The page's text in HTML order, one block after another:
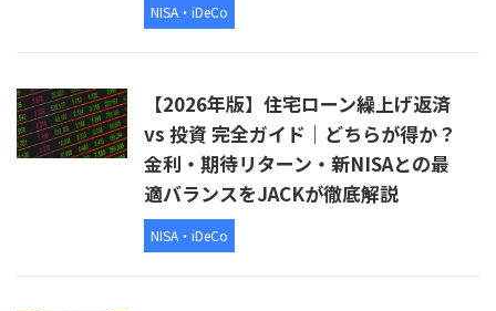
NISA・iDeCo
【2026年版】住宅ローン繰上げ返済
vs 投資 完全ガイド｜どちらが得か？
金利・期待リターン・新NISAとの最
適バランスをJACKが徹底解説
NISA・iDeCo